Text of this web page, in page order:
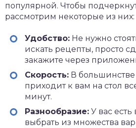
популярной. Чтобы
рассмотрим некоторые из них:
Удобство: Не нужно
искать рецепты, просто
закажите через
Скорость: В
приходит к вам на стол
минут.
Разнообразие: У вас
выбрать из множества